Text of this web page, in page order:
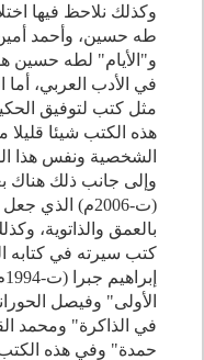
وكذلك نلاحظ فيها
طه حسين، وأحمد
و"الأيام" لطه حسين
في الأدب العربي،
مثل كتب لتوفيق
هذه الكتب شيئا قليلا
الشخصية ونفس هذا
وإلى جانب ذلك هناك
(ت-2006م) الذي
بالعمق والذاتوية،
كتب سيرته في كتابه
إبراهيم جبرا (ت-1994
الأولى" وفيصل
في الذاكرة" ومحمد
حمدة" وفي هذه الكتب